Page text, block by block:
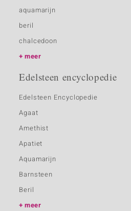
aquamarijn
beril
chalcedoon
meer
Edelsteen encyclopedie
Edelsteen Encyclopedie
Agaat
Amethist
Apatiet
Aquamarijn
Barnsteen
Beril
meer